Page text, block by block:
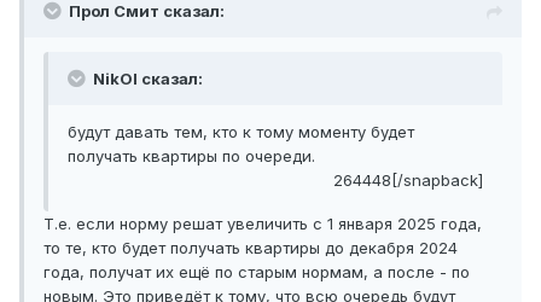
Прол Смит сказал:
NikOl сказал:
будут давать тем, кто к тому моменту будет
получать квартиры по очереди.
264448[/snapback]
Т.е. если норму решат увеличить с 1 января 2025 года,
то те, кто будет получать квартиры до декабря 2024
года, получат их ещё по старым нормам, а после - по
новым. Это приведёт к тому, что всю очередь будут